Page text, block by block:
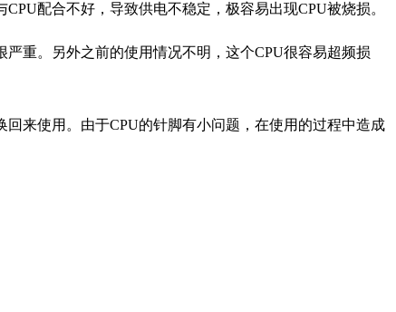
配合不好，导致供电不稳定，极容易出现CPU被烧损。
重。另外之前的使用情况不明，这个CPU很容易超频损
来使用。由于CPU的针脚有小问题，在使用的过程中造成